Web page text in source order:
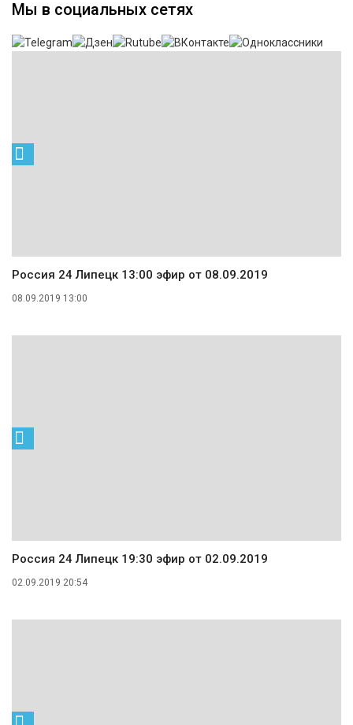
Мы в социальных сетях
Россия 24 Липецк 13:00 эфир от 08.09.2019
08.09.2019 13:00
Россия 24 Липецк 19:30 эфир от 02.09.2019
02.09.2019 20:54